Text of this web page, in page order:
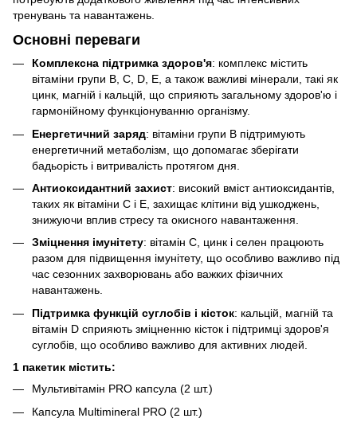
тренувань та навантажень.
Основні переваги
Комплексна підтримка здоров'я: комплекс містить
вітаміни групи B, C, D, E, а також важливі мінерали, такі як
цинк, магній і кальцій, що сприяють загальному здоров'ю і
гармонійному функціонуванню організму.
Енергетичний заряд: вітаміни групи B підтримують
енергетичний метаболізм, що допомагає зберігати
бадьорість і витривалість протягом дня.
Антиоксидантний захист: високий вміст антиоксидантів,
таких як вітаміни C і E, захищає клітини від ушкоджень,
знижуючи вплив стресу та окисного навантаження.
Зміцнення імунітету: вітамін C, цинк і селен працюють
разом для підвищення імунітету, що особливо важливо під
час сезонних захворювань або важких фізичних
навантажень.
Підтримка функцій суглобів і кісток: кальцій, магній та
вітамін D сприяють зміцненню кісток і підтримці здоров'я
суглобів, що особливо важливо для активних людей.
1 пакетик містить:
Мультивітамін PRO капсула (2 шт.)
Капсула Multimineral PRO (2 шт.)